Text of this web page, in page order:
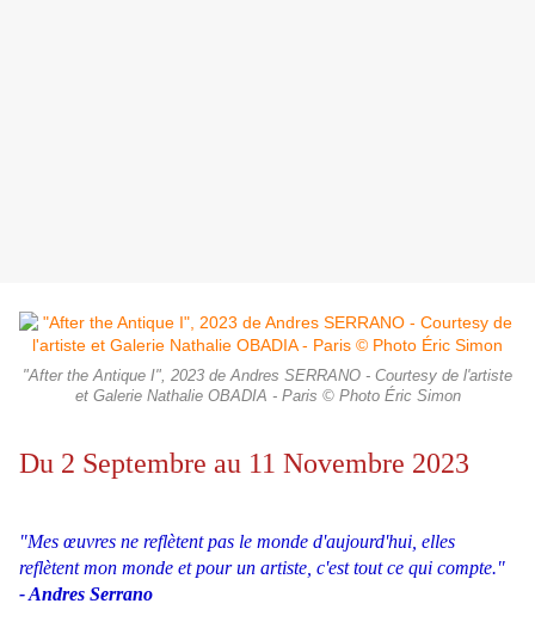
"After the Antique I", 2023 de Andres SERRANO - Courtesy de l'artiste
et Galerie Nathalie OBADIA - Paris © Photo Éric Simon
Du 2 Septembre au 11 Novembre 2023
"Mes œuvres ne reflètent pas le monde d'aujourd'hui, elles
reflètent mon monde et pour un artiste, c'est tout ce qui compte."
- Andres Serrano